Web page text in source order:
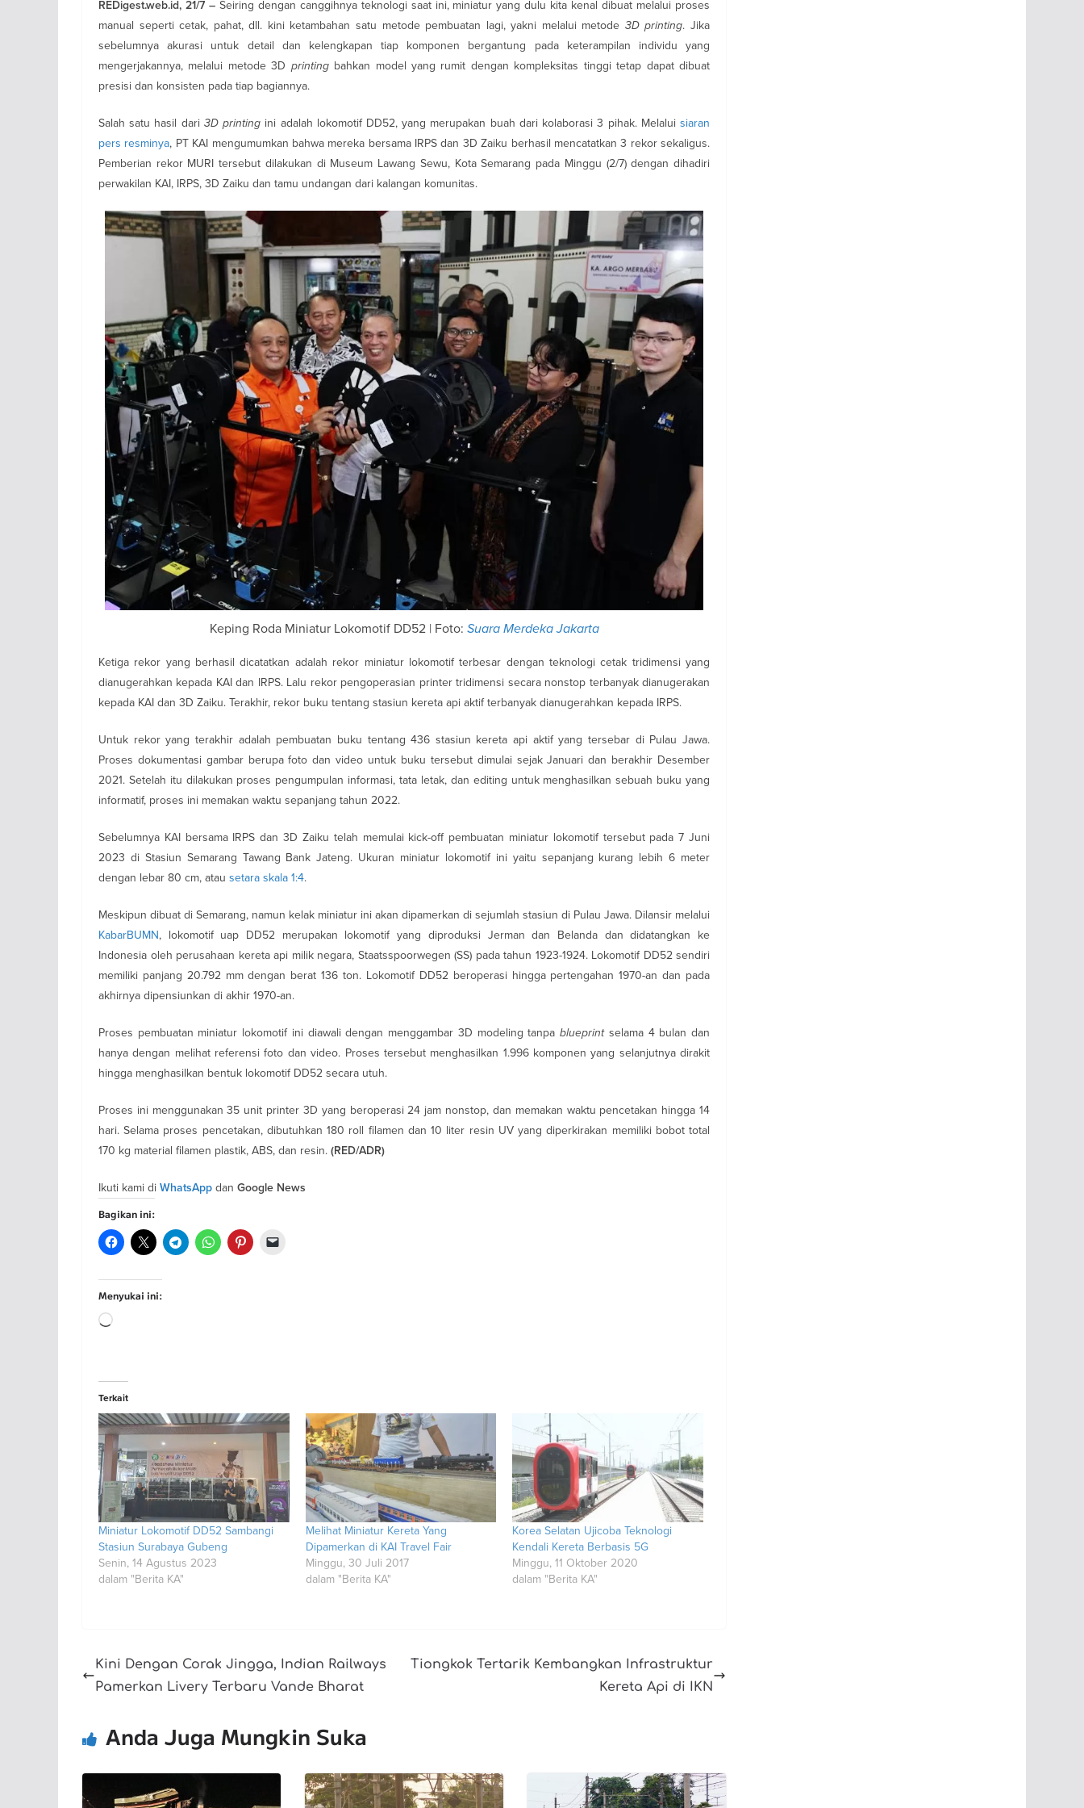
REDigest.web.id, 21/7 – Seiring dengan canggihnya teknologi saat ini, miniatur yang dulu kita kenal dibuat melalui proses
manual seperti cetak, pahat, dll. kini ketambahan satu metode pembuatan lagi, yakni melalui metode 3D printing. Jika
sebelumnya akurasi untuk detail dan kelengkapan tiap komponen bergantung pada keterampilan individu yang
mengerjakannya, melalui metode 3D printingbahkan model yang rumit dengan kompleksitas tinggi tetap dapat dibuat
presisi dan konsisten pada tiap bagiannya.
Salah satu hasil dari 3D printing ini adalah lokomotif DD52, yang merupakan buah dari kolaborasi 3 pihak. Melaluisiaran
pers resminya, PT KAI mengumumkan bahwa mereka bersama IRPS dan 3D Zaiku berhasil mencatatkan 3 rekor sekaligus.
Pemberian rekor MURI tersebut dilakukan di Museum Lawang Sewu, Kota Semarang pada Minggu (2/7) dengan dihadiri
perwakilan KAI, IRPS, 3D Zaiku dan tamu undangan dari kalangan komunitas.
Keping Roda Miniatur Lokomotif DD52 | Foto: Suara Merdeka Jakarta
Ketiga rekor yang berhasil dicatatkan adalah rekor miniatur lokomotif terbesar dengan teknologi cetak tridimensi yang
dianugerahkan kepada KAI dan IRPS. Lalu rekor pengoperasian printer tridimensi secara nonstop terbanyak dianugerakan
kepada KAI dan 3D Zaiku. Terakhir, rekor buku tentang stasiun kereta api aktif terbanyak dianugerahkan kepada IRPS.
Untuk rekor yang terakhir adalah pembuatan buku tentang 436 stasiun kereta api aktif yang tersebar di Pulau Jawa.
Proses dokumentasi gambar berupa foto dan video untuk buku tersebut dimulai sejak Januari dan berakhir Desember
2021. Setelah itu dilakukan proses pengumpulan informasi, tata letak, dan editing untuk menghasilkan sebuah buku yang
informatif, proses ini memakan waktu sepanjang tahun 2022.
Sebelumnya KAI bersama IRPS dan 3D Zaiku telah memulai kick-off pembuatan miniatur lokomotif tersebut pada 7 Juni
2023 di Stasiun Semarang Tawang Bank Jateng. Ukuran miniatur lokomotif ini yaitu sepanjang kurang lebih 6 meter
dengan lebar 80 cm, atau setara skala 1:4.
Meskipun dibuat di Semarang, namun kelak miniatur ini akan dipamerkan di sejumlah stasiun di Pulau Jawa. Dilansir melalui
KabarBUMN, lokomotif uap DD52 merupakan lokomotif yang diproduksi Jerman dan Belanda dan didatangkan ke
Indonesia oleh perusahaan kereta api milik negara, Staatsspoorwegen (SS) pada tahun 1923-1924. Lokomotif DD52 sendiri
memiliki panjang 20.792 mm dengan berat 136 ton. Lokomotif DD52 beroperasi hingga pertengahan 1970-an dan pada
akhirnya dipensiunkan di akhir 1970-an.
Proses pembuatan miniatur lokomotif ini diawali dengan menggambar 3D modeling tanpablueprintselama 4 bulan dan
hanya dengan melihat referensi foto dan video. Proses tersebut menghasilkan 1.996 komponen yang selanjutnya dirakit
hingga menghasilkan bentuk lokomotif DD52 secara utuh.
Proses ini menggunakan 35 unit printer 3D yang beroperasi 24 jam nonstop, dan memakan waktu pencetakan hingga 14
hari. Selama proses pencetakan, dibutuhkan 180 roll filamen dan 10 liter resin UV yang diperkirakan memiliki bobot total
170 kg material filamen plastik, ABS, dan resin. (RED/ADR)
Ikuti kami di WhatsApp dan Google News
Bagikan ini:
Menyukai ini:
Memuat...
Terkait
Miniatur Lokomotif DD52 Sambangi
Stasiun Surabaya Gubeng
Senin, 14 Agustus 2023
dalam "Berita KA"
Melihat Miniatur Kereta Yang
Dipamerkan di KAI Travel Fair
Minggu, 30 Juli 2017
dalam "Berita KA"
Korea Selatan Ujicoba Teknologi
Kendali Kereta Berbasis 5G
Minggu, 11 Oktober 2020
dalam "Berita KA"
Kini Dengan Corak Jingga, Indian Railways
Pamerkan Livery Terbaru Vande Bharat
Tiongkok Tertarik Kembangkan Infrastruktur
Kereta Api di IKN
Anda Juga Mungkin Suka